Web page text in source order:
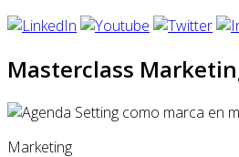
Masterclass
Marketing